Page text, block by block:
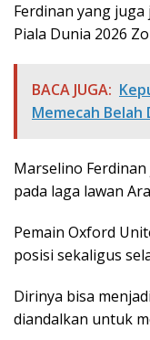
Ferdinan yang
Piala Dunia 2026
BACA JUGA:
Memecah
Marselino
pada laga lawan
Pemain Oxford
posisi sekaligus
Dirinya bisa
diandalkan untuk